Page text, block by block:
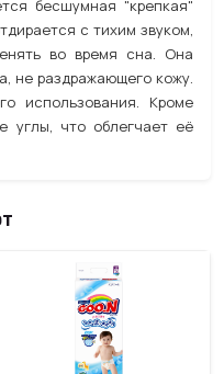
бесшумная "крепкая"
с тихим звуком,
во время сна. Она
не раздражающего кожу.
использования. Кроме
углы, что облегчает её